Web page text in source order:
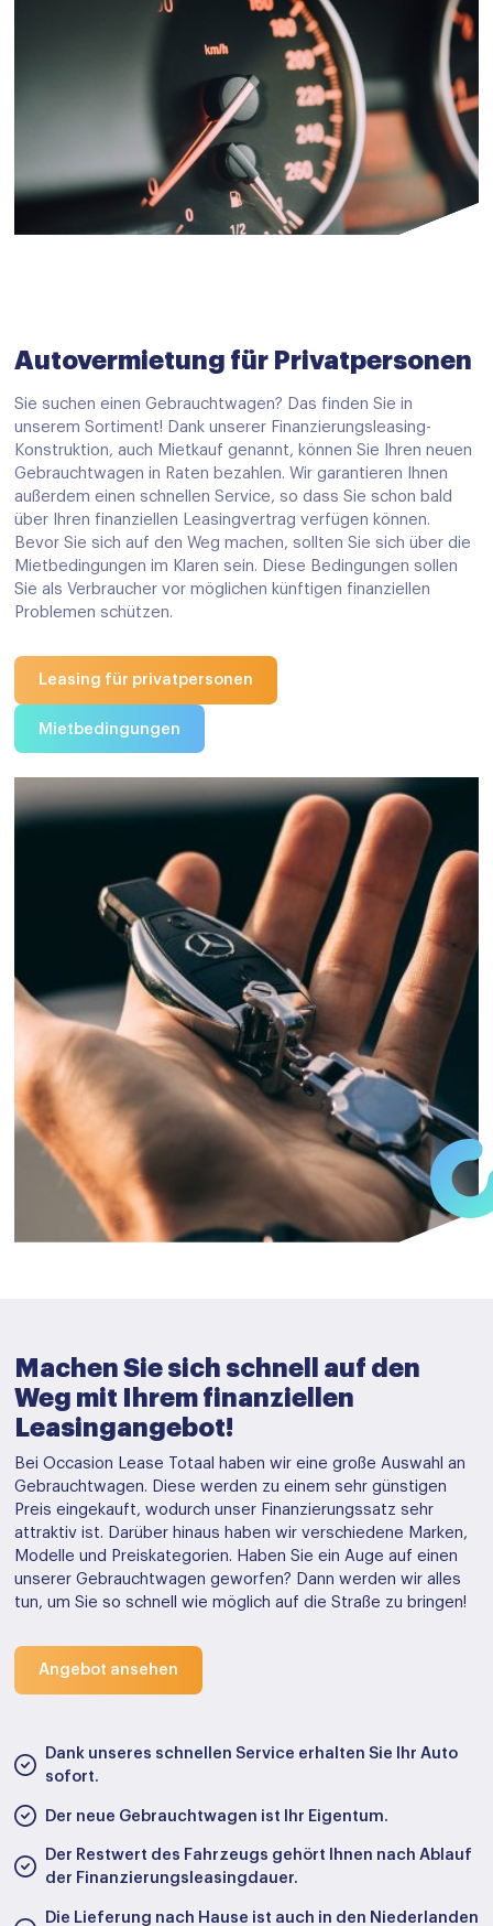
Autovermietung für Privatpersonen
Sie suchen einen Gebrauchtwagen? Das finden Sie in
unserem Sortiment! Dank unserer Finanzierungsleasing-
Konstruktion, auch Mietkauf genannt, können Sie Ihren neuen
Gebrauchtwagen in Raten bezahlen. Wir garantieren Ihnen
außerdem einen schnellen Service, so dass Sie schon bald
über Ihren finanziellen Leasingvertrag verfügen können.
Bevor Sie sich auf den Weg machen, sollten Sie sich über die
Mietbedingungen im Klaren sein. Diese Bedingungen sollen
Sie als Verbraucher vor möglichen künftigen finanziellen
Problemen schützen.
Leasing für privatpersonen
Mietbedingungen
Machen Sie sich schnell auf den
Weg mit Ihrem finanziellen
Leasingangebot!
Bei Occasion Lease Totaal haben wir eine große Auswahl an
Gebrauchtwagen. Diese werden zu einem sehr günstigen
Preis eingekauft, wodurch unser Finanzierungssatz sehr
attraktiv ist. Darüber hinaus haben wir verschiedene Marken,
Modelle und Preiskategorien. Haben Sie ein Auge auf einen
unserer Gebrauchtwagen geworfen? Dann werden wir alles
tun, um Sie so schnell wie möglich auf die Straße zu bringen!
Angebot ansehen
Dank unseres schnellen Service erhalten Sie Ihr Auto
sofort.
Der neue Gebrauchtwagen ist Ihr Eigentum.
Der Restwert des Fahrzeugs gehört Ihnen nach Ablauf
der Finanzierungsleasingdauer.
Die Lieferung nach Hause ist auch in den Niederlanden